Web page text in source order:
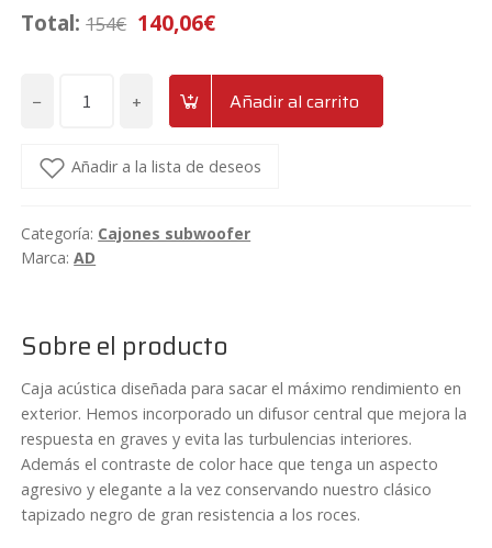
Total:154€ 140,06€
−
con
para
doble
15"
(92x40x42
cm.)
AD
Cdl-
15ebc
cantidad
+ Añadir al carrito
Añadir a la lista de deseos
Categoría: Cajones subwoofer
Marca:AD
Sobre el producto
Caja acústica diseñada para sacar el máximo rendimiento en
exterior. Hemos incorporado un difusor central que mejora la
respuesta en graves y evita las turbulencias interiores.
Además el contraste de color hace que tenga un aspecto
agresivo y elegante a la vez conservando nuestro clásico
tapizado negro de gran resistencia a los roces.